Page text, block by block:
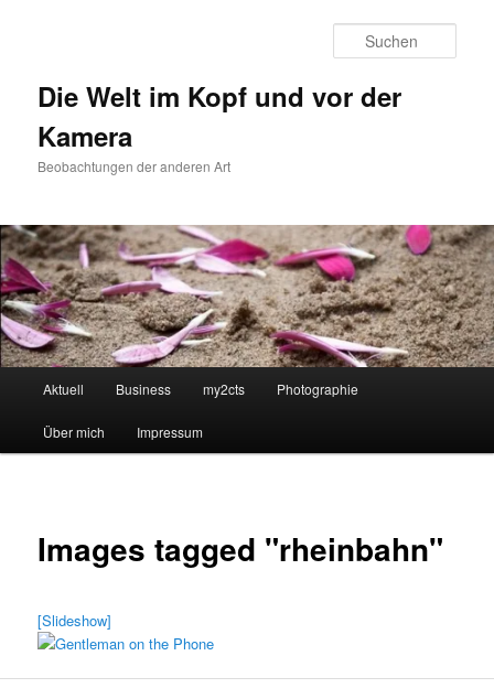
Die Welt im Kopf und vor der
Kamera
Beobachtungen der anderen Art
Aktuell Business my2cts Photographie
Über mich Impressum
Images tagged "rheinbahn"
[Slideshow]